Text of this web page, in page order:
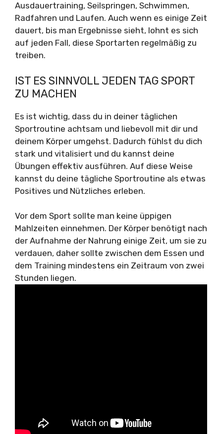
Ausdauertraining, Seilspringen, Schwimmen,
Radfahren und Laufen. Auch wenn es einige Zeit
dauert, bis man Ergebnisse sieht, lohnt es sich
auf jeden Fall, diese Sportarten regelmäßig zu
treiben.
IST ES SINNVOLL JEDEN TAG SPORT
ZU MACHEN
Es ist wichtig, dass du in deiner täglichen
Sportroutine achtsam und liebevoll mit dir und
deinem Körper umgehst. Dadurch fühlst du dich
stark und vitalisiert und du kannst deine
Übungen effektiv ausführen. Auf diese Weise
kannst du deine tägliche Sportroutine als etwas
Positives und Nützliches erleben.
Vor dem Sport sollte man keine üppigen
Mahlzeiten einnehmen. Der Körper benötigt nach
der Aufnahme der Nahrung einige Zeit, um sie zu
verdauen, daher sollte zwischen dem Essen und
dem Training mindestens ein Zeitraum von zwei
Stunden liegen.